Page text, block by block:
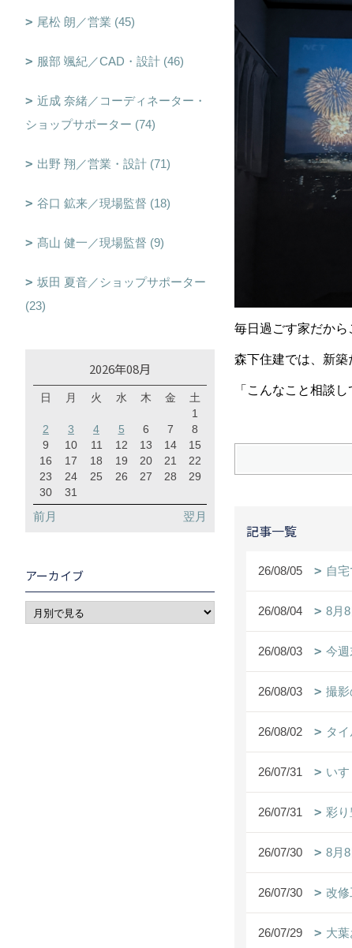
毎日過ごす家だから
森下住建では、新築
「こんなこと相談
記事一覧
26/08/05 自
26/08/04 8月
26/08/03 今
26/08/03 撮影
26/08/02 タ
26/07/31 いす
26/07/31 彩
26/07/30 8月
26/07/30 改修
26/07/29 大
尾松 朗／営業 (45)
服部 颯紀／CAD・設計 (46)
近成 奈緒／コーディネーター・
ショップサポーター (74)
出野 翔／営業・設計 (71)
谷口 鉱来／現場監督 (18)
髙山 健一／現場監督 (9)
坂田 夏音／ショップサポーター
(23)
2026年08月
日 月 火 水 木 金
土
1
2
3 4 5 6 7
8
9
10 11 12 13 14
15
16
17 18 19 20 21
22
23
24 25 26 27 28
29
30
31
前月 翌月
アーカイブ